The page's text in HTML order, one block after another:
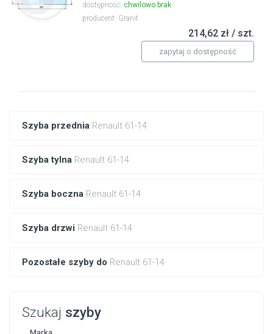
Szyba przednia Renault 61-14
Szyba tylna Renault 61-14
Szyba boczna Renault 61-14
Szyba drzwi Renault 61-14
Pozostałe szyby do Renault 61-14
Szukaj szyby
dostępność: chwilowo brak
producent: Granit
214,62 zł / szt.
zapytaj o dostępność